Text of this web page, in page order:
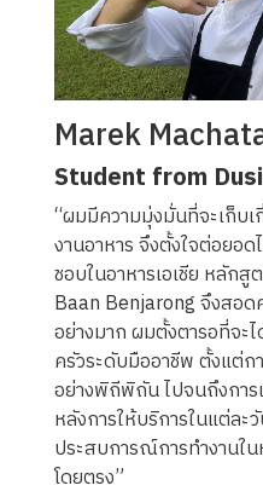
Marek
Student from
“ผมมีความมุ่งมั่นที่จะเก็บ
งานอาหาร จึงตั้งใจต่อยอ
ชอบในอาหารเอเชีย หลัก
Baan Benjarong จึงสอ
อย่างมาก ผมตั้งตารอที่จะ
ครัวระดับมืออาชีพ ตั้งแต่
อย่างพิถีพิถัน ไปจนถึงการเ
หลังการให้บริการในแต่ล
ประสบการณ์การทำงานใ
โดยตรง”